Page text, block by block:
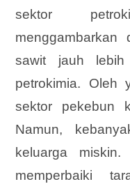
sektor
sawit jauh lebih
petrokimia. Oleh
sektor pekebun
Namun,
keluarga
memperbaiki